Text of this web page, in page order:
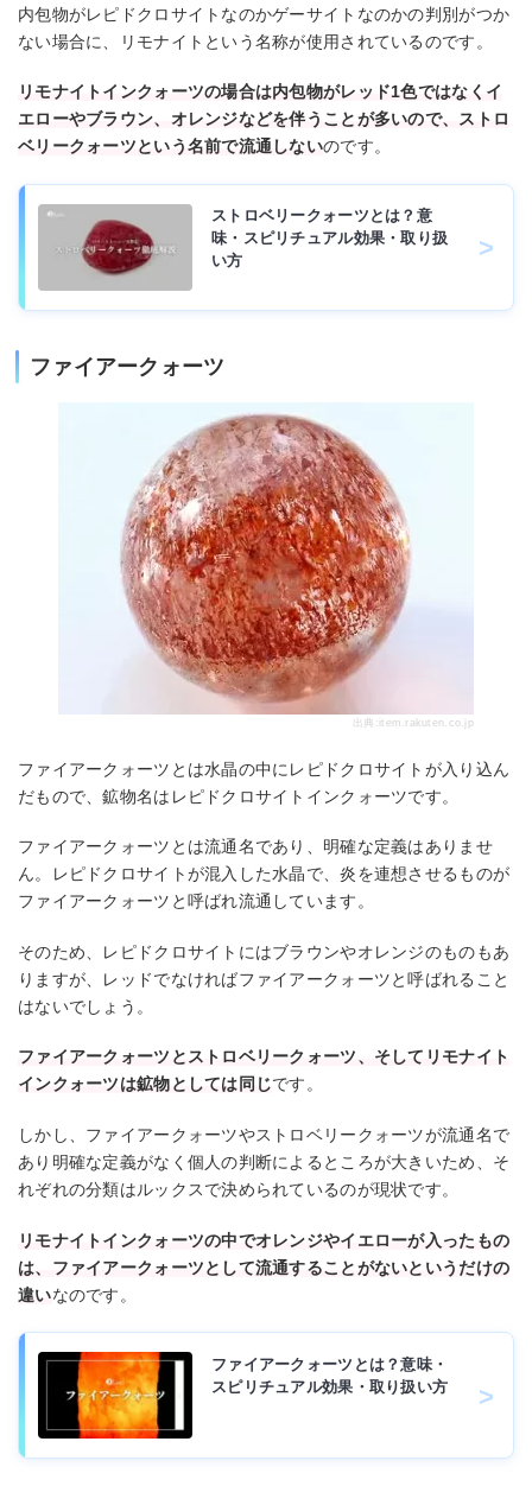
内包物がレピドクロサイトなのかゲーサイトなのかの判別がつか
ない場合に、リモナイトという名称が使用されているのです。
リモナイトインクォーツの場合は内包物がレッド1色ではなくイ
エローやブラウン、オレンジなどを伴うことが多いので、ストロ
ベリークォーツという名前で流通しないのです。
ストロベリークォーツとは？意
味・スピリチュアル効果・取り扱
い方
ファイアークォーツ
出典: item.rakuten.co.jp
ファイアークォーツとは水晶の中にレピドクロサイトが入り込ん
だもので、鉱物名はレピドクロサイトインクォーツです。
ファイアークォーツとは流通名であり、明確な定義はありませ
ん。レピドクロサイトが混入した水晶で、炎を連想させるものが
ファイアークォーツと呼ばれ流通しています。
そのため、レピドクロサイトにはブラウンやオレンジのものもあ
りますが、レッドでなければファイアークォーツと呼ばれること
はないでしょう。
ファイアークォーツとストロベリークォーツ、そしてリモナイト
インクォーツは鉱物としては同じです。
しかし、ファイアークォーツやストロベリークォーツが流通名で
あり明確な定義がなく個人の判断によるところが大きいため、そ
れぞれの分類はルックスで決められているのが現状です。
リモナイトインクォーツの中でオレンジやイエローが入ったもの
は、ファイアークォーツとして流通することがないというだけの
違いなのです。
ファイアークォーツとは？意味・
スピリチュアル効果・取り扱い方